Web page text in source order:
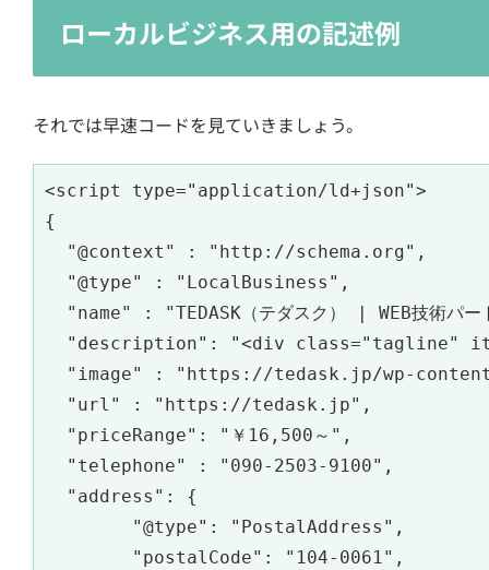
ローカルビジネス用の記述例
それでは早速コードを見ていきましょう。
<script type="application/ld+json">
{
  "@context" : "http://schema.org",
  "@type" : "LocalBusiness",
"name" : "TEDASK（テダスク） | WEB技術パー
"description": "<div class="tagline"
"image" : "https://tedask.jp/wp-
  "url" : "https://tedask.jp",
  "priceRange": "￥16,500～",
  "telephone" : "090-2503-9100",
  "address": {
        "@type": "PostalAddress",
        "postalCode": "104-0061",